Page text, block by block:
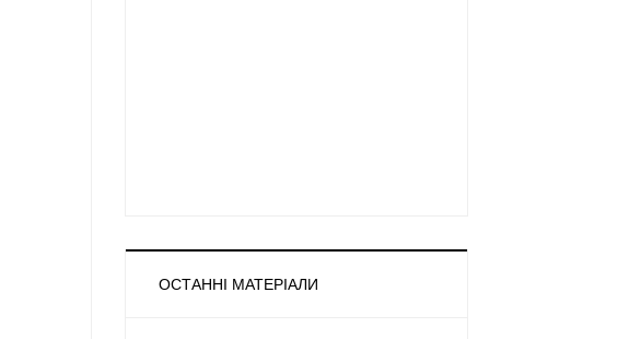
ОСТАННІ МАТЕРІАЛИ